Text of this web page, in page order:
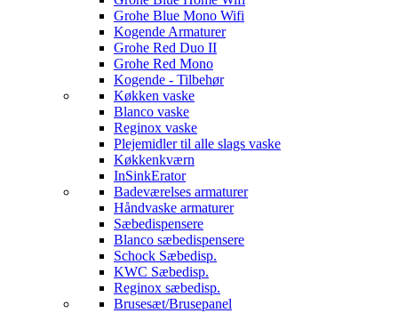
Grohe Blue Mono Wifi
Kogende Armaturer
Grohe Red Duo II
Grohe Red Mono
Kogende - Tilbehør
Køkken vaske
Blanco vaske
Reginox vaske
Plejemidler til alle slags vaske
Køkkenkværn
InSinkErator
Badeværelses armaturer
Håndvaske armaturer
Sæbedispensere
Blanco sæbedispensere
Schock Sæbedisp.
KWC Sæbedisp.
Reginox sæbedisp.
Brusesæt/Brusepanel